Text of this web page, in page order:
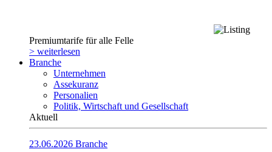
Premiumtarife für alle Felle
> weiterlesen
Branche
Unternehmen
Assekuranz
Personalien
Politik, Wirtschaft und Gesellschaft
Aktuell
23.06.2026 Branche